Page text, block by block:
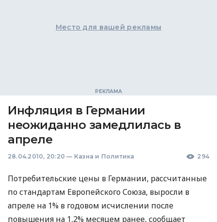
Место для вашей рекламы
Инфляция в Германии
неожиданно замедлилась в
апреле
28.04.2010, 20:20 — Казна и Политика 294
Потребительские цены в Германии, рассчитанные
по стандартам Европейского Союза, выросли в
апреле на 1% в годовом исчислении после
повышения на 1,2% месяцем ранее, сообщает